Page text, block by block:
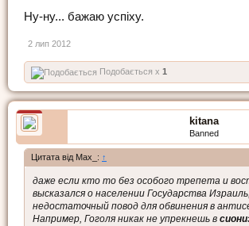
Ну-ну... бажаю успіху.
2 лип 2012
Подобається x 1
kitana
Banned
Цитата від Max_: ↑
даже если кто то без особого трепета и
высказался о населении Государства
недостаточный повод для обвинения в
Например, Гоголя никак не упрекнешь в